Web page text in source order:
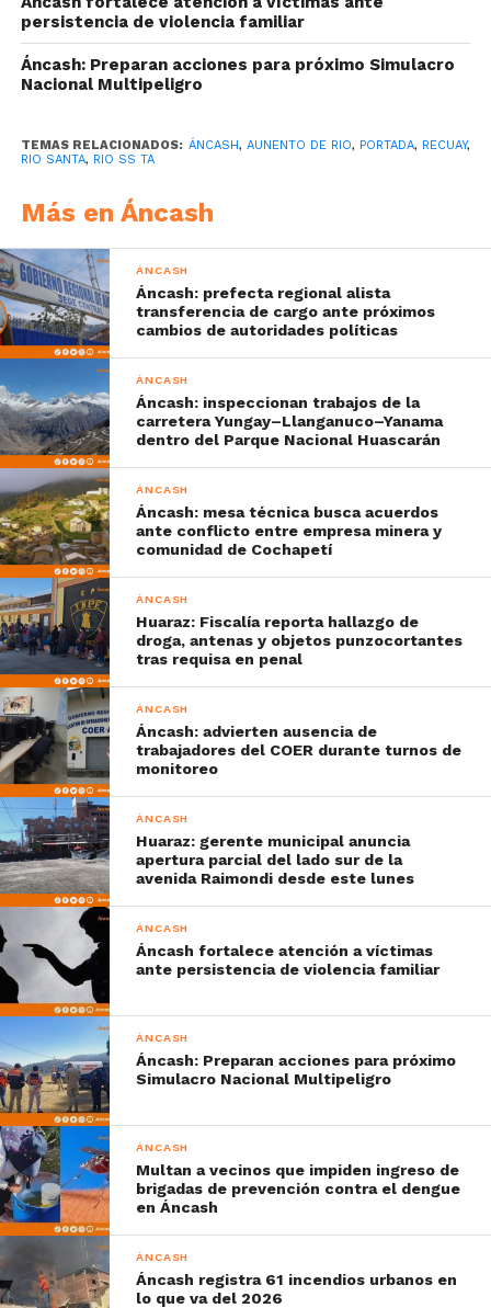
persistencia de violencia familiar
Áncash: Preparan acciones para próximo Simulacro
Nacional Multipeligro
TEMAS RELACIONADOS: ÁNCASH, AUNENTO DE RIO, PORTADA, RECUAY,
RIO SANTA, RIO SS TA
Más en Áncash
ÁNCASH
Áncash: prefecta regional alista
transferencia de cargo ante próximos
cambios de autoridades políticas
ÁNCASH
Áncash: inspeccionan trabajos de la
carretera Yungay–Llanganuco–Yanama
dentro del Parque Nacional Huascarán
ÁNCASH
Áncash: mesa técnica busca acuerdos
ante conflicto entre empresa minera y
comunidad de Cochapetí
ÁNCASH
Huaraz: Fiscalía reporta hallazgo de
droga, antenas y objetos punzocortantes
tras requisa en penal
ÁNCASH
Áncash: advierten ausencia de
trabajadores del COER durante turnos de
monitoreo
ÁNCASH
Huaraz: gerente municipal anuncia
apertura parcial del lado sur de la
avenida Raimondi desde este lunes
ÁNCASH
Áncash fortalece atención a víctimas
ante persistencia de violencia familiar
ÁNCASH
Áncash: Preparan acciones para próximo
Simulacro Nacional Multipeligro
ÁNCASH
Multan a vecinos que impiden ingreso de
brigadas de prevención contra el dengue
en Áncash
ÁNCASH
Áncash registra 61 incendios urbanos en
lo que va del 2026